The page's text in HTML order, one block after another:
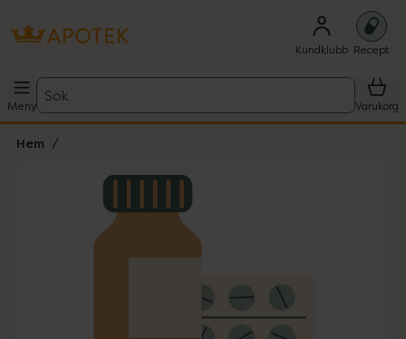
Kundklubb Recept
Meny
Sök
Varukorg
Hem
Lista: . Innehåller 1 objekt.